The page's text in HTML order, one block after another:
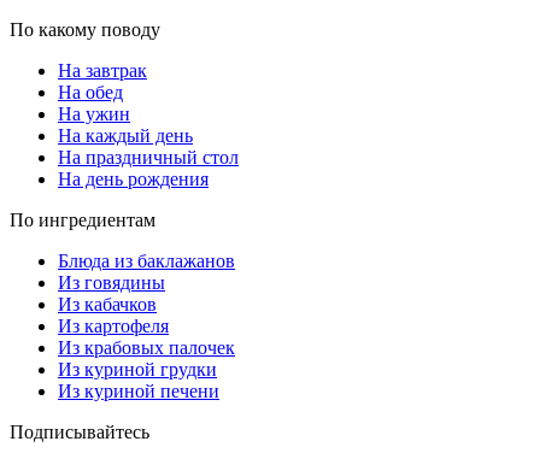
По какому поводу
На завтрак
На обед
На ужин
На каждый день
На праздничный стол
На день рождения
По ингредиентам
Блюда из баклажанов
Из говядины
Из кабачков
Из картофеля
Из крабовых палочек
Из куриной грудки
Из куриной печени
Подписывайтесь